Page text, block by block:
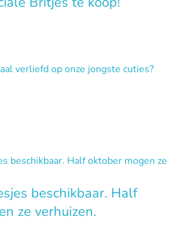
verliefd op onze jongste cuties?
beschikbaar. Half
ze verhuizen.